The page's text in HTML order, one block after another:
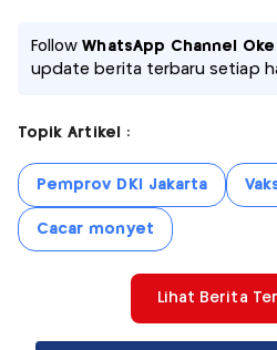
FollowWhatsApp Channel
update berita terbaru setiap
Topik Artikel :
Pemprov DKI Jakarta
Cacar monyet
Lihat Berita